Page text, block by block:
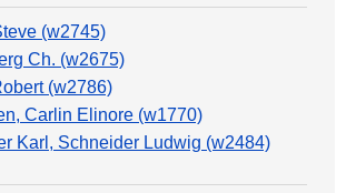
(w2745)
Ch. (w2675)
(w2786)
Carlin Elinore (w1770)
Karl, Schneider Ludwig (w2484)